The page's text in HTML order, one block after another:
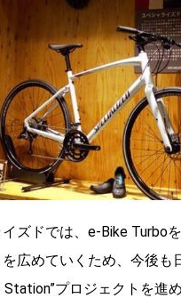
ズドでは、e-Bike Turbo
広めていくため、今後も
Station”プロジェクトを進